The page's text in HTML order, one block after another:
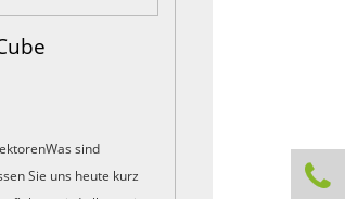
sind
Sie uns heute kurz
